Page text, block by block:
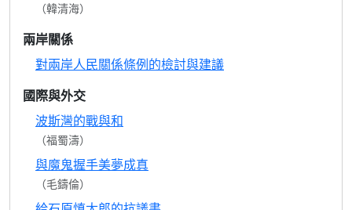
（韓清海）
兩岸關係
對兩岸人民關係條例的檢討與建議
國際與外交
波斯灣的戰與和
（福蜀濤）
與魔鬼握手美夢成真
（毛鑄倫）